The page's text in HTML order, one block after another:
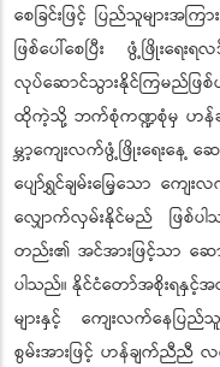
စေခြင်းဖြင့် ပြည်သူများအက
ဖြစ်ပေါ်စေပြီး ဖွံ့ဖြိုးရေ
လုပ်ဆောင်သွားနိုင်ကြမည်ဖြစ်
ထိုကဲ့သို့ ဘက်စုံကဏ္ဍစုံမှ ဟန်ချ
မ္ဘာ့ကျေးလက်ဖွံ့ဖြိုးရေးနေ့
ပျော်ရွှင်ချမ်းမြေ့သော က
လျှောက်လှမ်းနိုင်မည် ဖြစ်
တည်း၏ အင်အားဖြင့်သာ ဆ
ပါသည်။ နိုင်ငံတော်အစိုးရနှ
များနှင့် ကျေးလက်နေပ
စွမ်းအားဖြင့် ဟန်ချက်ညီညီ လ